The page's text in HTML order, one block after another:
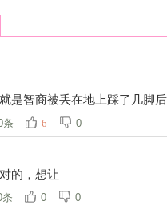
智商被丢在地上踩了几脚后
条 6 0
的，想让
条 0 0